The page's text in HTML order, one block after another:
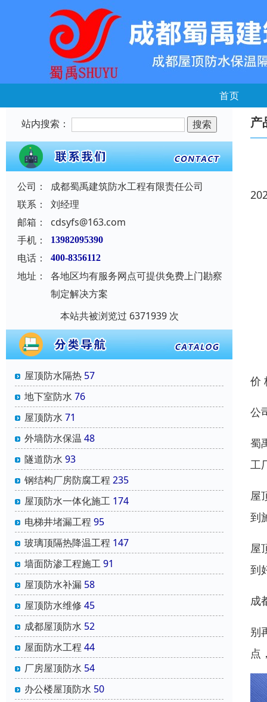
首页
站内搜索：
公司：
成都蜀禹建筑防水工程有限责任公司
联系：
刘经理
邮箱：
cdsyfs@163.com
手机：
13982095390
电话： 400-8356112
地址：
各地区均有服务网点可提供免费上门勘察
制定解决方案
本站共被浏览过 6371939 次
屋顶防水隔热 57
地下室防水 76
屋顶防水 71
外墙防水保温 48
隧道防水 93
钢结构厂房防腐工程 235
屋顶防水一体化施工 174
电梯井堵漏工程 95
玻璃顶隔热降温工程 147
墙面防渗工程施工91
屋顶防水补漏 58
屋顶防水维修 45
成都屋顶防水 52
屋面防水工程 44
厂房屋顶防水 54
办公楼屋顶防水 50
产
价
公
蜀
工
屋
到
屋
到
成
别
点